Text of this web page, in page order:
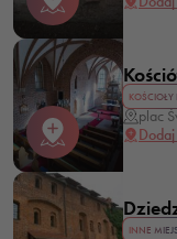
KOŚCIOŁY
plac
INNE